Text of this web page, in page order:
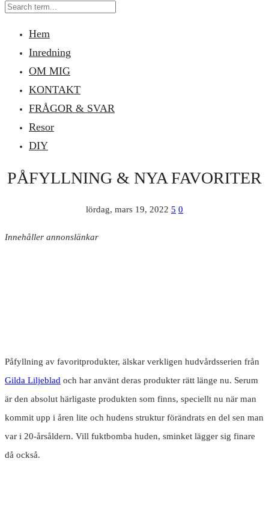
Hem
Inredning
OM MIG
KONTAKT
FRÅGOR & SVAR
Resor
DIY
PÅFYLLNING & NYA FAVORITER
lördag, mars 19, 2022 5 0
Innehåller annonslänkar
Påfyllning av favoritprodukter, älskar verkligen hudvårdsserien från
Gilda Liljeblad och har använt deras produkter rätt länge nu. Serum
är den absolut härligaste produkten som finns, speciellt nu när man
kommit upp i åren lite och hudens struktur förändrats en del sen man
var i 20-årsåldern. Vill fuktbomba huden, sminket lägger sig finare
då också.